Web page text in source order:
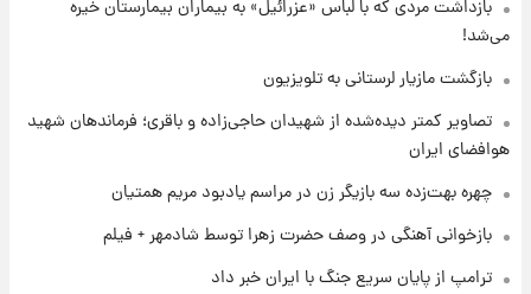
باقری؛ فرماندهان شهید هوافضای ایران
۲۳ ساعت پیش
قیمت خودروهای سایپا تغییر کرد؛ لیست قیمت
جمعه ۱۶ مرداد منتشر شد
۱ روز پیش
قیمت‌ها تغییر کرد
بازداشت مردی که با لباس «عزرائیل» به بیماران بیمارستان خیره
می‌شد!
بازگشت مازیار لرستانی به تلویزیون
تصاویر کمتر دیده‌شده از شهیدان حاجی‌زاده و باقری؛ فرماندهان شهید
هوافضای ایران
چهره بهت‌زده سه بازیگر زن در مراسم یادبود مریم همتیان
بازخوانی آهنگی در وصف حضرت زهرا توسط شادمهر + فیلم
ترامپ از پایان سریع جنگ با ایران خبر داد